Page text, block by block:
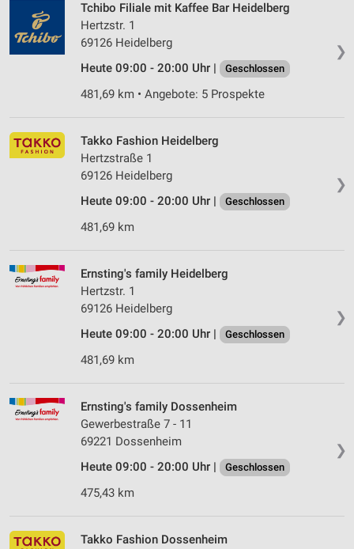
❯
Tchibo Filiale mit Kaffee Bar Heidelberg
Hertzstr. 1
69126 Heidelberg
Heute 09:00 - 20:00 Uhr |
Geschlossen
481,69 km • Angebote: 5 Prospekte
❯
Takko Fashion Heidelberg
Hertzstraße 1
69126 Heidelberg
Heute 09:00 - 20:00 Uhr |
Geschlossen
481,69 km
❯
Ernsting's family Heidelberg
Hertzstr. 1
69126 Heidelberg
Heute 09:00 - 20:00 Uhr |
Geschlossen
481,69 km
❯
Ernsting's family Dossenheim
Gewerbestraße 7 - 11
69221 Dossenheim
Heute 09:00 - 20:00 Uhr |
Geschlossen
475,43 km
Takko Fashion Dossenheim